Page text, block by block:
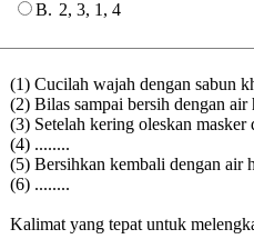
B. 2, 3, 1, 4
(1) Cucilah wajah dengan sabun
(2) Bilas sampai bersih dengan air
(3) Setelah kering oleskan
(4) ........
(5) Bersihkan kembali dengan air
(6) ........
Kalimat yang tepat untuk